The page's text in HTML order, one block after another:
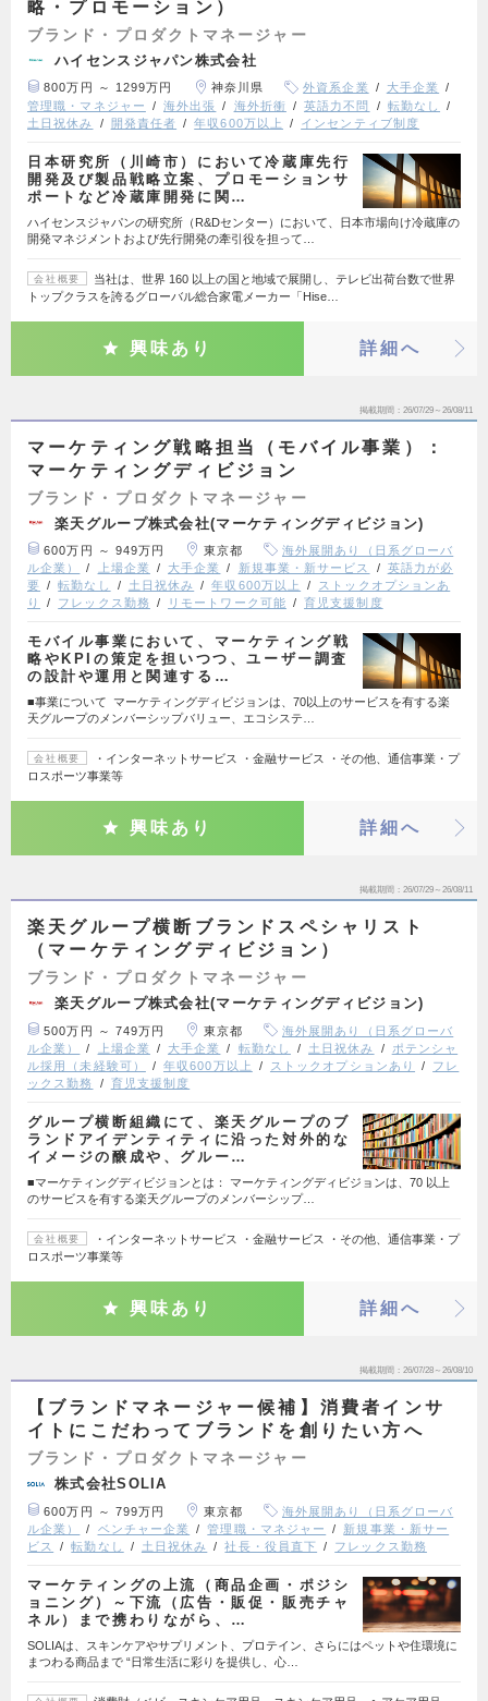
略・プロモーション）
ブランド・プロダクトマネージャー
ハイセンスジャパン株式会社
800万円 ～ 1299万円 神奈川県 外資系企業
大手企業
管理職・マネジャー
海外出張 海外折衝 英語力不問
転勤なし
土日祝休み
開発責任者 年収600万以上 インセンティブ制度
日本研究所（川崎市）において冷蔵庫先行
開発及び製品戦略立案、プロモーションサ
ポートなど冷蔵庫開発に関…
ハイセンスジャパンの研究所（R&Dセンター）において、日本市場向け冷蔵庫の
開発マネジメントおよび先行開発の牽引役を担って…
会社概要
当社は、世界 160 以上の国と地域で展開し、テレビ出荷台数で世界
トップクラスを誇るグローバル総合家電メーカー「Hise…
興味あり 詳細へ
掲載期間 26/07/29～26/08/11
マーケティング戦略担当（モバイル事業）：
マーケティングディビジョン
ブランド・プロダクトマネージャー
楽天グループ株式会社(マーケティングディビジョン)
600万円 ～ 949万円 東京都
海外展開あり（日系グローバ
ル企業）
上場企業 大手企業 新規事業・新サービス
英語力が必
要
転勤なし 土日祝休み 年収600万以上
ストックオプションあ
り
フレックス勤務 リモートワーク可能 育児支援制度
モバイル事業において、マーケティング戦
略やKPIの策定を担いつつ、ユーザー調査
の設計や運用と関連する…
■事業について マーケティングディビジョンは、70以上のサービスを有する楽
天グループのメンバーシップバリュー、エコシステ…
会社概要
・インターネットサービス ・金融サービス ・その他、通信事業・プ
ロスポーツ事業等
興味あり 詳細へ
掲載期間 26/07/29～26/08/11
楽天グループ横断ブランドスペシャリスト
（マーケティングディビジョン）
ブランド・プロダクトマネージャー
楽天グループ株式会社(マーケティングディビジョン)
500万円 ～ 749万円 東京都
海外展開あり（日系グローバ
ル企業）
上場企業 大手企業 転勤なし 土日祝休み
ポテンシャ
ル採用（未経験可）
年収600万以上 ストックオプションあり
フレ
ックス勤務
育児支援制度
グループ横断組織にて、楽天グループのブ
ランドアイデンティティに沿った対外的な
イメージの醸成や、グルー…
■マーケティングディビジョンとは： マーケティングディビジョンは、70 以上
のサービスを有する楽天グループのメンバーシップ…
会社概要
・インターネットサービス ・金融サービス ・その他、通信事業・プ
ロスポーツ事業等
興味あり 詳細へ
掲載期間 26/07/28～26/08/10
【ブランドマネージャー候補】消費者インサ
イトにこだわってブランドを創りたい方へ
ブランド・プロダクトマネージャー
株式会社SOLIA
600万円 ～ 799万円 東京都
海外展開あり（日系グローバ
ル企業）
ベンチャー企業 管理職・マネジャー
新規事業・新サー
ビス
転勤なし 土日祝休み 社長・役員直下 フレックス勤務
マーケティングの上流（商品企画・ポジシ
ョニング）～下流（広告・販促・販売チャ
ネル）まで携わりながら、…
SOLIAは、スキンケアやサプリメント、プロテイン、さらにはペットや住環境に
まつわる商品まで “日常生活に彩りを提供し、心…